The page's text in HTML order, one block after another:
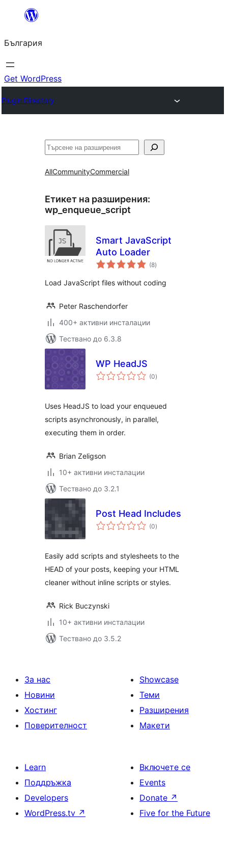
България
Get WordPress
Plugin Directory
Търсене
AllCommunityCommercial
Етикет на разширения:
wp_enqueue_script
Smart JavaScript
Auto Loader
(8общо
оценки
)
Load JavaScript files without coding
Peter Raschendorfer
400+ активни инсталации
Тествано до 6.3.8
WP HeadJS
(0общо
оценки
)
Uses HeadJS to load your enqueued
scripts asynchronously, in parallel,
executing them in order.
Brian Zeligson
10+ активни инсталации
Тествано до 3.2.1
Post Head Includes
(0общо
оценки
)
Easily add scripts and stylesheets to the
HEAD of your posts, keeping your HTML
cleaner without inline scripts or styles.
Rick Buczynski
10+ активни инсталации
Тествано до 3.5.2
За нас
Новини
Хостинг
Поверителност
Showcase
Теми
Разширения
Макети
Learn
Поддръжка
Developers
WordPress.tv ↗
Включете се
Events
Donate ↗
Five for the Future